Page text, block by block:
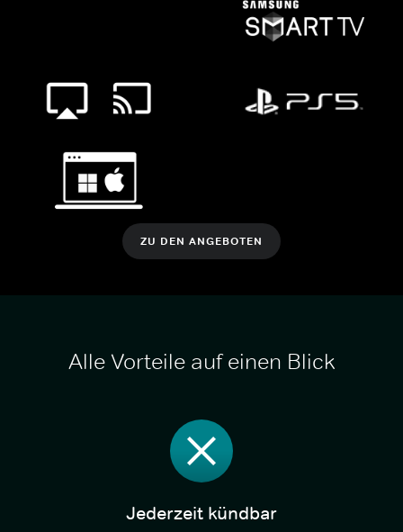
ZU DEN ANGEBOTEN
Alle Vorteile auf einen Blick
Jederzeit kündbar